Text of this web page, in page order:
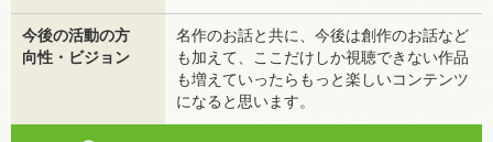
今後の活動の方
向性・ビジョン
名作のお話と共に、今後は創作のお話など
も加えて、ここだけしか視聴できない作品
も増えていったらもっと楽しいコンテンツ
になると思います。